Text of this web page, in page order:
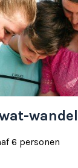
6 personen